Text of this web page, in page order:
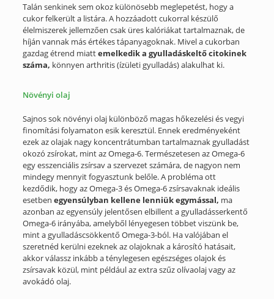
Talán senkinek sem okoz különösebb meglepetést, hogy a
cukor felkerült a listára. A hozzáadott cukorral készülő
élelmiszerek jellemzően csak üres kalóriákat tartalmaznak, de
híján vannak más értékes tápanyagoknak. Mivel a cukorban
gazdag étrend miattemelkedik a gyulladáskeltő citokinek
száma, könnyen arthritis (ízületi gyulladás) alakulhat ki.
Növényi olaj
Sajnos sok növényi olaj különböző magas hőkezelési és vegyi
finomítási folyamaton esik keresztül. Ennek eredményeként
ezek az olajak nagy koncentrátumban tartalmaznak gyulladást
okozó zsírokat, mint az Omega-6. Természetesen az Omega-6
egy esszenciális zsírsav a szervezet számára, de nagyon nem
mindegy mennyit fogyasztunk belőle. A probléma ott
kezdődik, hogy az Omega-3 és Omega-6 zsírsavaknak ideális
esetben egyensúlyban kellene lenniük egymással, ma
azonban az egyensúly jelentősen elbillent a gyulladásserkentő
Omega-6 irányába, amelyből lényegesen többet viszünk be,
mint a gyulladáscsökkentő Omega-3-ból. Ha valójában el
szeretnéd kerülni ezeknek az olajoknak a károsító hatásait,
akkor válassz inkább a ténylegesen egészséges olajok és
zsírsavak közül, mint például az extra szűz olívaolaj vagy az
avokádó olaj.